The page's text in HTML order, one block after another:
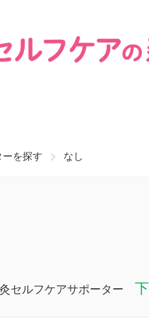
ーを探す なし
セルフケアサポーター